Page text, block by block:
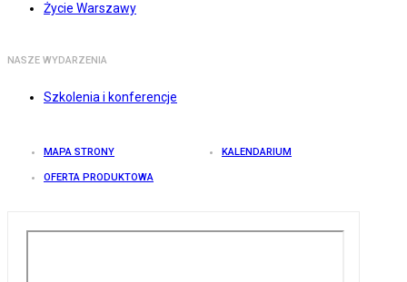
Życie Warszawy
NASZE WYDARZENIA
Szkolenia i konferencje
MAPA STRONY KALENDARIUM
OFERTA PRODUKTOWA